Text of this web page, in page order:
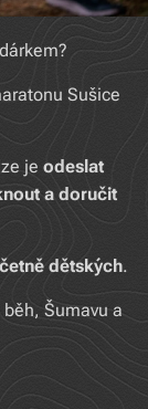
Sušice
je odeslat
a doručit
dětských.
Šumavu a